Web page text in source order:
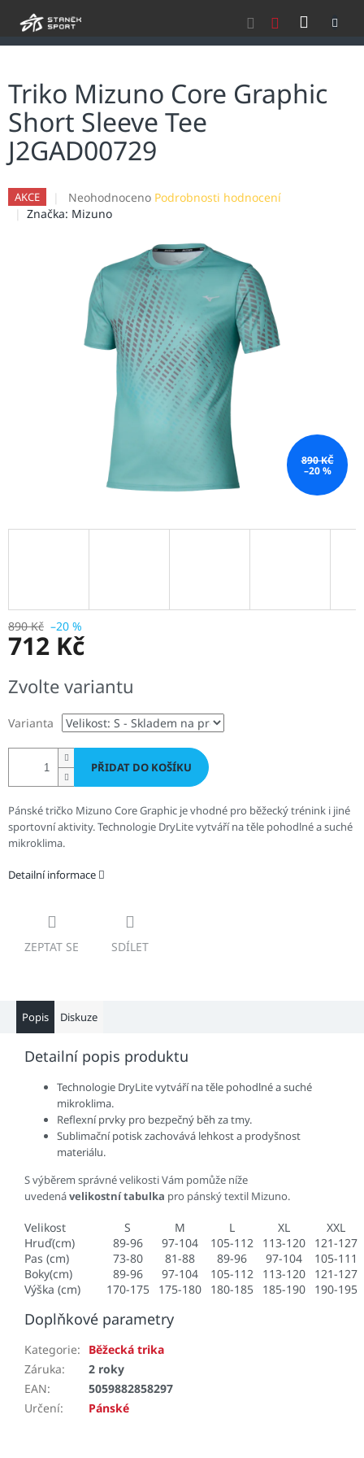
Triko Mizuno Core Graphic
Short Sleeve Tee
J2GAD00729
AKCE
Průměrné
hodnocení
hvězdiček.
Neohodnoceno Podrobnosti hodnocení
Značka: Mizuno
890 KČ
–20 %
890 Kč –20 %
712 Kč
cena:
Zvolte variantu
Varianta
PŘIDAT DO KOŠÍKU
Pánské tričko Mizuno Core Graphic je vhodné pro běžecký trénink i jiné
sportovní aktivity.Technologie DryLite vytváří na těle pohodlné a suché
mikroklima.
Detailní informace
ZEPTAT SE SDÍLET
Popis Diskuze
Detailní popis produktu
Technologie DryLite vytváří na těle pohodlné a suché
mikroklima.
Reflexní prvky pro bezpečný běh za tmy.
Sublimační potisk zachovává lehkost a prodyšnost
materiálu.
S výběrem správné velikosti Vám pomůže níže
uvedenávelikostní tabulka pro pánský textil Mizuno.
Velikost S M L XL
XXL
Hruď(cm)
89-96 97-104 105-112 113-120
121-127
Pas (cm)
73-80 81-88 89-96 97-104
105-111
Boky(cm)
89-96 97-104 105-112 113-120
121-127
Výška (cm)
170-175 175-180 180-185 185-190 190-195
Doplňkové parametry
Kategorie:
Běžecká trika
Záruka:
2 roky
EAN:
5059882858297
Určení: Pánské